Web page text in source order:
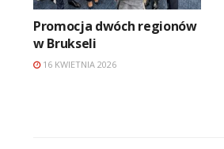
Promocja dwóch regionów
w Brukseli
16 KWIETNIA 2026